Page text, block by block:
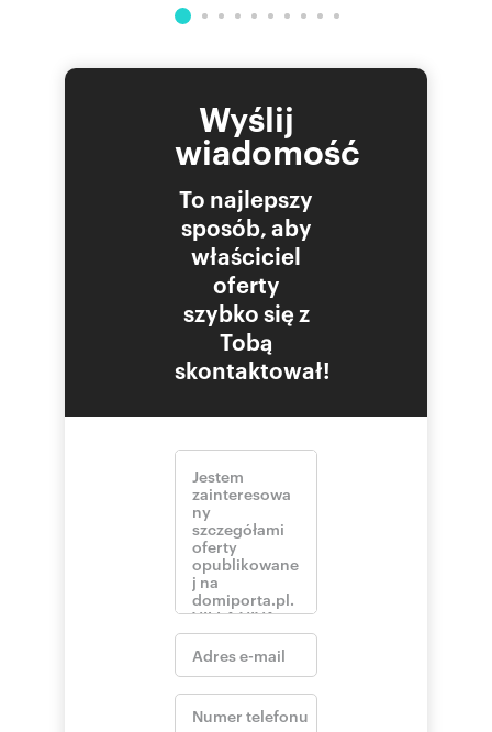
Wyślij
wiadomość
To najlepszy
sposób, aby
właściciel
oferty
szybko się z
Tobą
skontaktował!